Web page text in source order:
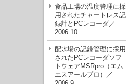
食品工場の温度管理に採
用されたチャートレス記
録計とPCレコーダ／
2006.10
配水場の記録管理に採用
されたPCレコーダソフ
トウェアMSRpro（エム
エスアールプロ）／